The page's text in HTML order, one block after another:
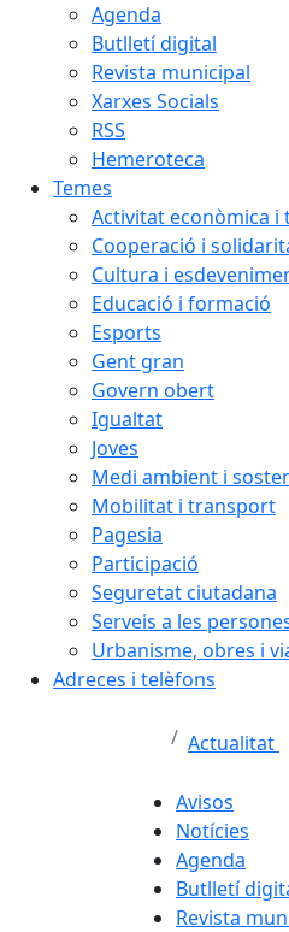
Agenda
Butlletí digital
Revista municipal
Xarxes Socials
RSS
Hemeroteca
Temes
Activitat econòmica i
Cooperació i
Cultura i
Educació i formació
Esports
Gent gran
Govern obert
Igualtat
Joves
Medi ambient i
Mobilitat i transport
Pagesia
Participació
Seguretat ciutadana
Serveis a les
Urbanisme, obres i
Adreces i telèfons
Actualitat
Avisos
Notícies
Agenda
Butlletí
Revista